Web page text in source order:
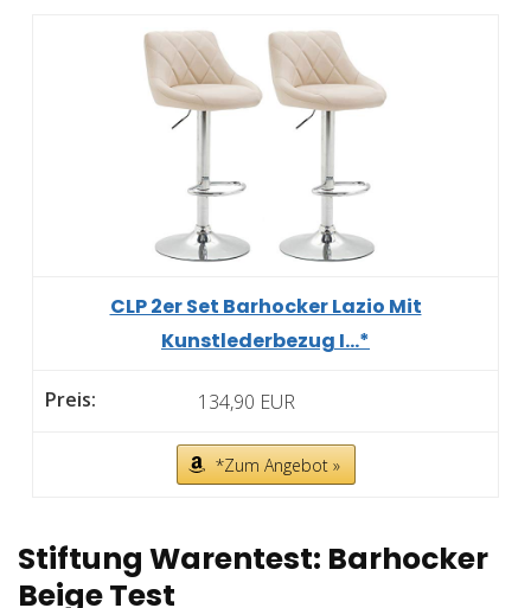
CLP 2er Set Barhocker Lazio Mit
Kunstlederbezug I...*
134,90 EUR
*Zum Angebot »
Stiftung Warentest: Barhocker
Beige Test